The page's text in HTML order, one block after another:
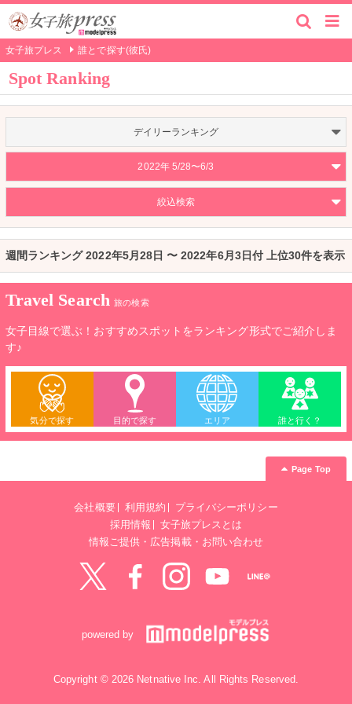
女子旅プレス 誰とで探す(彼氏)
Spot Ranking
デイリーランキング
2022年 5/28〜6/3
絞込検索
週間ランキング 2022年5月28日 〜 2022年6月3日付 上位30件を表示
Travel Search 旅の検索
女子目線で選ぶ！おすすめスポットをランキング形式でご紹介しま
す♪
気分で探す 目的で探す エリア 誰と行く？
Page Top
会社概要 利用規約
プライバシーポリシー
採用情報
女子旅プレスとは
情報ご提供・広告掲載・お問い合わせ
powered by
Copyright © 2026 Netnative Inc. All Rights Reserved.